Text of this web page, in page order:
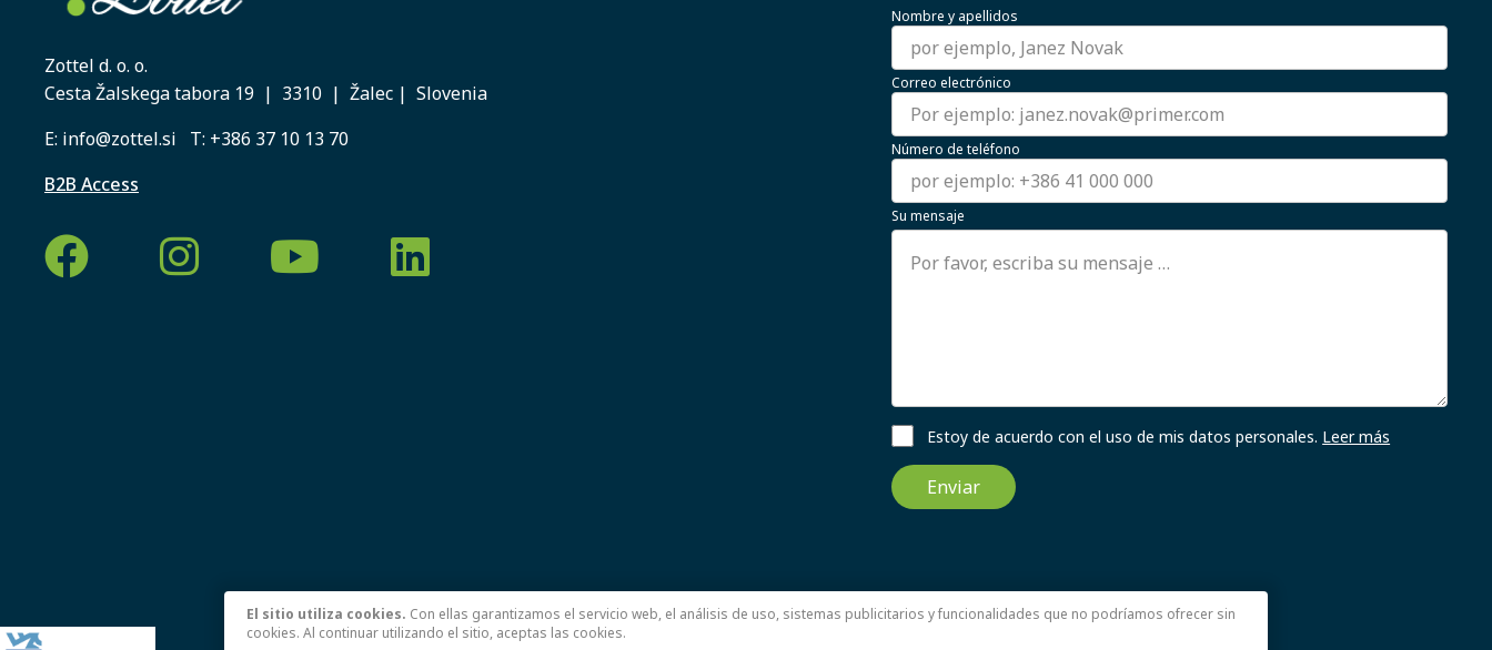
Zottel d. o. o.
Cesta Žalskega tabora 19 | 3310 | Žalec | Slovenia
E: info@zottel.si T: +386 37 10 13 70
B2B Access
Nombre y apellidos
Correo electrónico
Número de teléfono
Su mensaje
Estoy de acuerdo con el uso de mis datos personales. Leer más
Enviar
El sitio utiliza cookies. Con ellas garantizamos el servicio web, el análisis de uso, sistemas publicitarios y funcionalidades que no podríamos ofrecer sin
cookies. Al continuar utilizando el sitio, aceptas las cookies.